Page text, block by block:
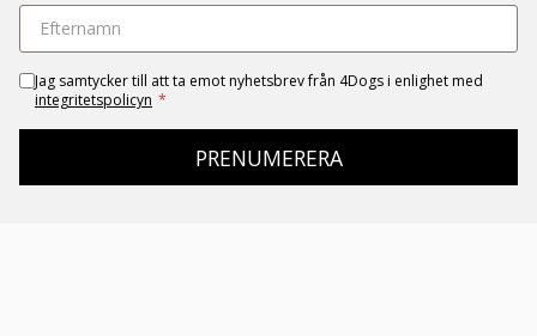
Jag samtycker till att ta emot nyhetsbrev från 4Dogs i enlighet med
integritetspolicyn *
PRENUMERERA